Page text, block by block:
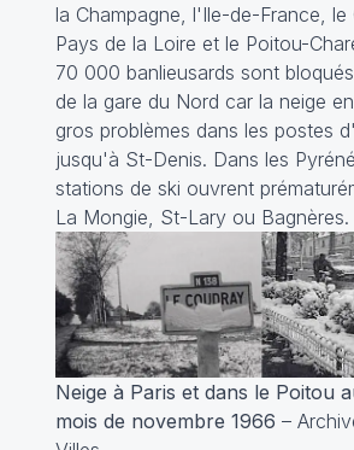
la Champagne, l'Ile-de-France, le
Pays de la Loire et le Poitou-
70 000 banlieusards sont
de la gare du Nord car la neige
gros problèmes dans les postes
jusqu'à St-Denis. Dans les
stations de ski ouvrent
La Mongie, St-Lary ou Bagnères.
Neige à Paris et dans le Poitou
mois de novembre 1966 –